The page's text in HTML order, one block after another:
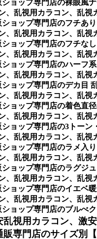
ョップ専門店の裸眼風
、乱視用カラコン、乱
ョップ専門店のフチあ
、乱視用カラコン、乱
ョップ専門店のフチな
、乱視用カラコン、乱
ョップ専門店のハーフ
、乱視用カラコン、乱
ョップ専門店のデカ目
、乱視用カラコン、乱
ョップ専門店の着色直
、乱視用カラコン、乱
ョップ専門店の3トーン
、乱視用カラコン、乱
ョップ専門店のラメ入
、乱視用カラコン、乱
ョップ専門店のラグジ
、乱視用カラコン、乱
ョップ専門店のイエベ
、乱視用カラコン、乱
ョップ専門店のブルべ
視用カラコン、激
専門店のサイズ別【